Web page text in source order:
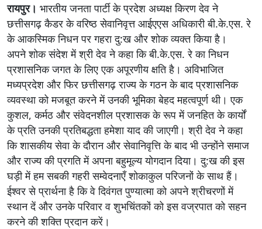
रायपुर। भारतीय जनता पार्टी के प्रदेश अध्यक्ष किरण देव ने
छत्तीसगढ़ कैडर के वरिष्ठ सेवानिवृत्त आईएएस अधिकारी बी.के.एस. रे
के आकस्मिक निधन पर गहरा दु:ख और शोक व्यक्त किया है।
अपने शोक संदेश में श्री देव ने कहा कि बी.के.एस. रे का निधन
प्रशासनिक जगत के लिए एक अपूरणीय क्षति है। अविभाजित
मध्यप्रदेश और फिर छत्तीसगढ़ राज्य के गठन के बाद प्रशासनिक
व्यवस्था को मजबूत करने में उनकी भूमिका बेहद महत्वपूर्ण थी। एक
कुशल, कर्मठ और संवेदनशील प्रशासक के रूप में जनहित के कार्यों
के प्रति उनकी प्रतिबद्धता हमेशा याद की जाएगी। श्री देव ने कहा
कि शासकीय सेवा के दौरान और सेवानिवृत्ति के बाद भी उन्होंने समाज
और राज्य की प्रगति में अपना बहुमूल्य योगदान दिया। दु:ख की इस
घड़ी में हम सबकी गहरी सम्वेदनाएँ शोकाकुल परिजनों के साथ हैं।
ईश्वर से प्रार्थना है कि वे दिवंगत पुण्यात्मा को अपने श्रीचरणों में
स्थान दें और उनके परिवार व शुभचिंतकों को इस वज्रपात को सहन
करने की शक्ति प्रदान करें।